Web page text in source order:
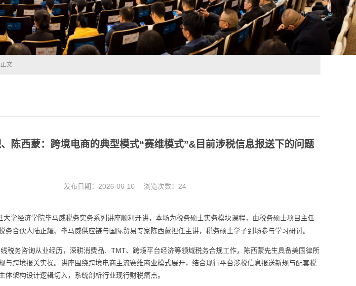
文
陈西蒙：跨境电商的典型模式“赛维模式”&目前涉税信息报送下的问题
发布日期：2026-06-10 浏览次数： 24
大学经济学院毕马威税务实务系列讲座顺利开讲，本场为税务硕士实务模块课程，由税务硕士项目主任
务合伙人陆正耀、毕马威供应链与国际贸易专家陈西蒙担任主讲，税务硕士学子到场参与学习研讨。
税务咨询从业经历，深耕消费品、 TMT、跨境平台经济等领域税务合规工作，陈西蒙先生具备美国律所
与跨境报关实操。讲座围绕跨境电商主流赛维商业模式展开，结合现行平台涉税信息报送新规与配套税
体架构设计逻辑切入，系统剖析行业现行财税痛点。